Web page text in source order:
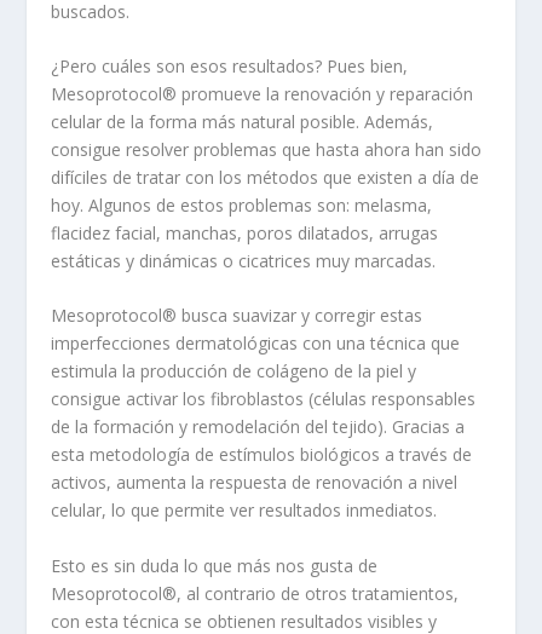
buscados.
¿Pero cuáles son esos resultados? Pues bien,
Mesoprotocol® promueve la renovación y reparación
celular de la forma más natural posible. Además,
consigue resolver problemas que hasta ahora han sido
difíciles de tratar con los métodos que existen a día de
hoy. Algunos de estos problemas son: melasma,
flacidez facial, manchas, poros dilatados, arrugas
estáticas y dinámicas o cicatrices muy marcadas.
Mesoprotocol® busca suavizar y corregir estas
imperfecciones dermatológicas con una técnica que
estimula la producción de colágeno de la piel y
consigue activar los fibroblastos (células responsables
de la formación y remodelación del tejido). Gracias a
esta metodología de estímulos biológicos a través de
activos, aumenta la respuesta de renovación a nivel
celular, lo que permite ver resultados inmediatos.
Esto es sin duda lo que más nos gusta de
Mesoprotocol®, al contrario de otros tratamientos,
con esta técnica se obtienen resultados visibles y